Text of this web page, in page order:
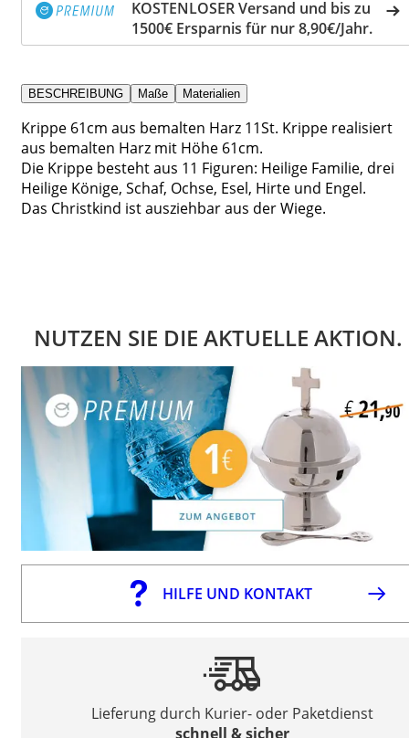
KOSTENLOSER Versand und bis zu
1500€ Ersparnis für nur 8,90€/Jahr.
BESCHREIBUNG Maße Materialien
Krippe 61cm aus bemalten Harz 11St. Krippe realisiert
aus bemalten Harz mit Höhe 61cm.
Die Krippe besteht aus 11 Figuren: Heilige Familie, drei
Heilige Könige, Schaf, Ochse, Esel, Hirte und Engel.
Das Christkind ist ausziehbar aus der Wiege.
NUTZEN SIE DIE AKTUELLE AKTION.
HILFE UND KONTAKT
Lieferung durch Kurier- oder Paketdienst
schnell & sicher